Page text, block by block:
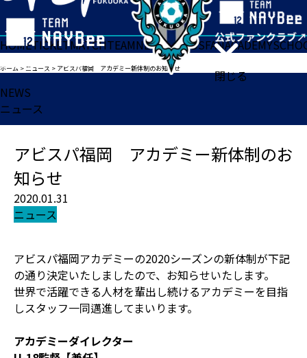
閉じる
HOMETICKETMATCHTEAMNEWSGOODSFANACADEMY
ホーム >ニュース > アビスパ福岡 アカデミー新体制のお知らせ
NEWS
ニュース
アビスパ福岡 アカデミー新体制のお
知らせ
2020.01.31
ニュース
アビスパ福岡アカデミーの2020シーズンの新体制が下記
の通り決定いたしましたので、お知らせいたします。
世界で活躍できる人材を輩出し続けるアカデミーを目指
しスタッフ一同邁進してまいります。
アカデミーダイレクター